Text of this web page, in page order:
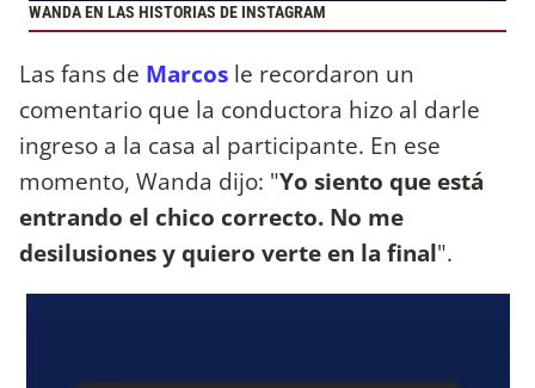
WANDA EN LAS HISTORIAS DE INSTAGRAM
Las fans de Marcos le recordaron un
comentario que la conductora hizo al darle
ingreso a la casa al participante. En ese
momento, Wanda dijo: "Yo siento que está
entrando el chico correcto. No me
desilusiones y quiero verte en la final".